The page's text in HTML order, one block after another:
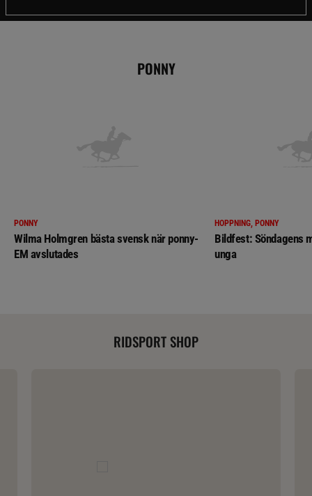
PONNY
PONNY
Wilma Holmgren bästa svensk när ponny-
EM avslutades
HOPPNING, PONNY
Bildfest: Söndagens
unga
RIDSPORT SHOP